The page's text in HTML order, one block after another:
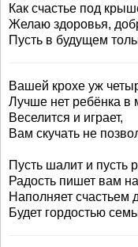
Как счастье под
Желаю здоровья,
Пусть в будущем
Вашей крохе уж
Лучше нет ребёнка в
Веселится и играет,
Вам скучать не
Пусть шалит и пусть
Радость пишет вам
Наполняет счастьем
Будет гордостью